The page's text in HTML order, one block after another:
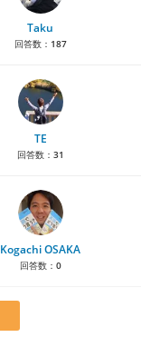
Taku
回答数： 187
TE
回答数： 31
Kogachi OSAKA
回答数： 0